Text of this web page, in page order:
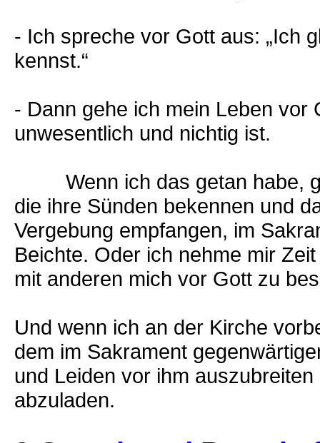
- Ich spreche vor Gott aus: „Ich
kennst.“
- Dann gehe ich mein Leben
unwesentlich und nichtig ist.
Wenn ich das getan habe,
die ihre Sünden bekennen und
Vergebung empfangen, im
Beichte. Oder ich nehme mir
mit anderen mich vor Gott zu
Und wenn ich an der Kirche
dem im Sakrament
und Leiden vor ihm
abzuladen.